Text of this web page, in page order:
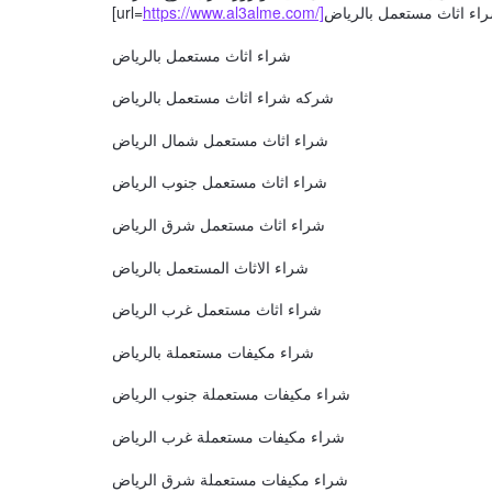
[url=
شراء اثاث مستعمل بالرياض
شركه شراء اثاث مستعمل بالرياض
شراء اثاث مستعمل شمال الرياض
شراء اثاث مستعمل جنوب الرياض
شراء اثاث مستعمل شرق الرياض
شراء الاثاث المستعمل بالرياض
شراء اثاث مستعمل غرب الرياض
شراء مكيفات مستعملة بالرياض
شراء مكيفات مستعملة جنوب الرياض
شراء مكيفات مستعملة غرب الرياض
شراء مكيفات مستعملة شرق الرياض